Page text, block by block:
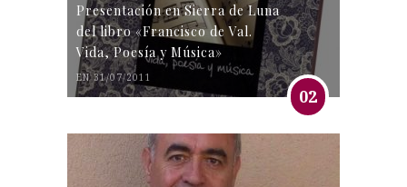
Presentación en Sierra de Luna
del libro «Francisco de Val.
Vida, Poesía y Música»
EN 31/07/2011
02